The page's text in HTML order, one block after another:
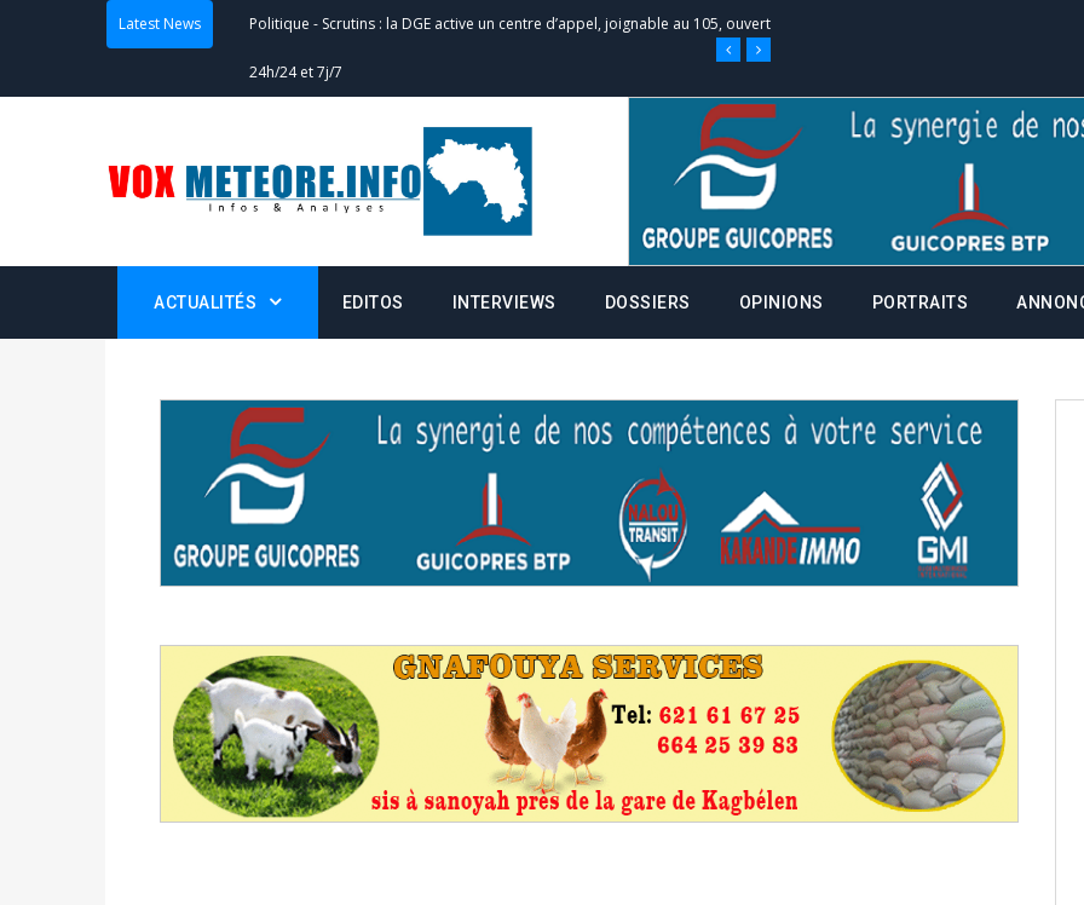
Latest News Politique - Scrutins : la DGE active un centre d’appel, joignable au 105, ouvert
24h/24 et 7j/7
Double scrutin du 31 mai : fin des campagnes ce jeudi 28 mai à
minuit
Actualités - Communiqué relatif à la délivrance de la fiche de procuration
Politique-Convocation des membres des Commissions Administratives de
Centralisation des Votes (CACV) à une prestation de serment et à une
Politique Candidats : désignez vos représentants aux CACV (centralisation
des votes) avant le 16 mai à 16h
Politique Double scrutin du 31 mai : retrait des cartes d’électeurs possible
du 16 au 31 mai 2026
avant le 16 mai 2026 à 16h
Politique-Proclamation des résultats globaux provisoires et des
statistiques des législatives et communales : ce 4 juin à 18h
Politique-Suite de la publication des résultats partiels des élections de mai
ACTUALITÉS EDITOS INTERVIEWS DOSSIERS OPINIONS PORTRAITS